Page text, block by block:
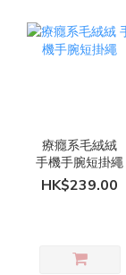
療癮系毛絨絨
手機手腕短掛繩
HK$239.00